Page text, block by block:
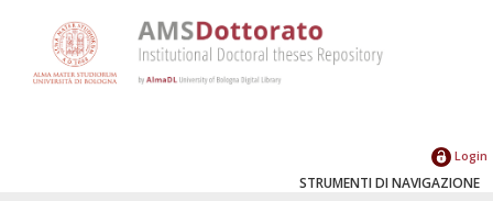
Login
STRUMENTI DI NAVIGAZIONE